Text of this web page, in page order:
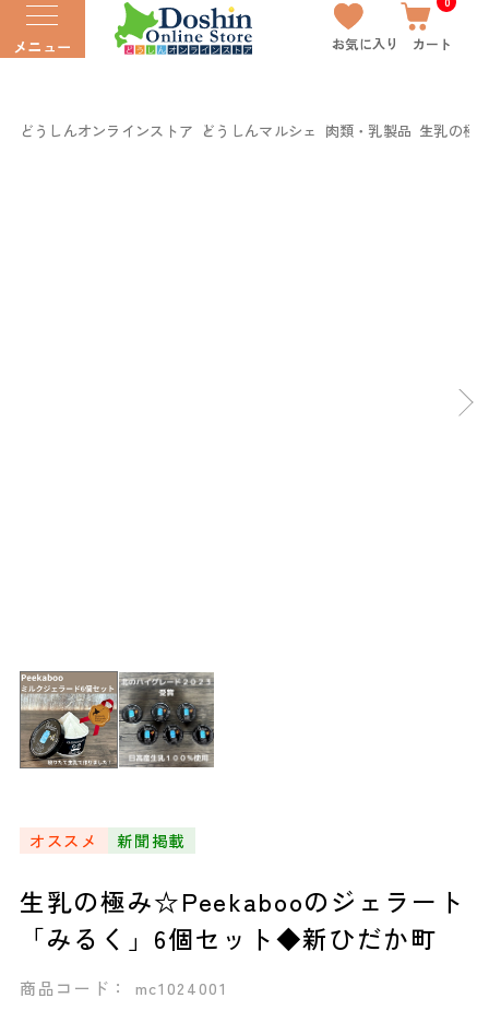
メニュー お気に入り カート
どうしんオンラインストア どうしんマルシェ 肉類・乳製品 生乳の極
オススメ 新聞掲載
生乳の極み☆Peekabooのジェラート
「みるく」6個セット◆新ひだか町
商品コード： mc1024001